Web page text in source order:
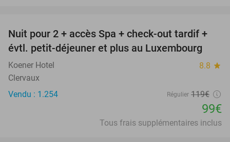
17%
Nuit pour 2 + accès Spa + check-out tardif +
évtl. petit-déjeuner et plus au Luxembourg
Koener Hotel 8.8 star
Clervaux
Vendu : 1.254
Régulier 119€
99€
Tous frais supplémentaires inclus